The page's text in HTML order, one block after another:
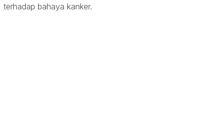
terhadap bahaya kanker.